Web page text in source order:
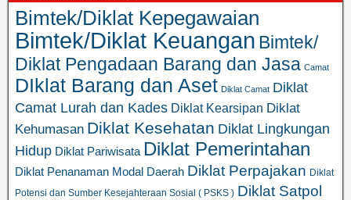
Bimtek/Diklat Kepegawaian
Bimtek/Diklat Keuangan Bimtek/
Diklat Pengadaan Barang dan Jasa Camat
DIklat Barang dan Aset Diklat Camat Diklat
Camat Lurah dan Kades Diklat Kearsipan Diklat
Kehumasan Diklat Kesehatan Diklat Lingkungan
Hidup Diklat Pariwisata Diklat Pemerintahan
Diklat Penanaman Modal Daerah Diklat Perpajakan Diklat
Potensi dan Sumber Kesejahteraan Sosial ( PSKS ) Diklat Satpol